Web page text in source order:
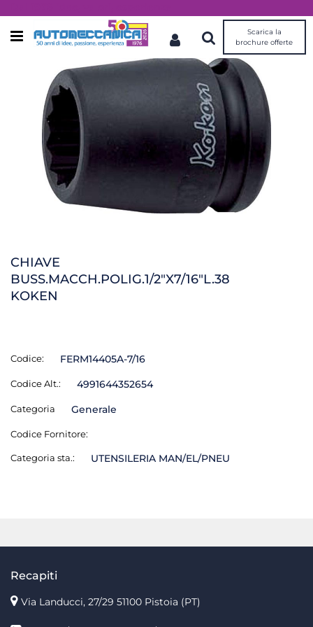
Open menu
Scarica la
brochure offerte
CHIAVE
BUSS.MACCH.POLIG.1/2"X7/16"L.38
KOKEN
Codice: FERM14405A-7/16
Codice Alt.: 4991644352654
Categoria Generale
Codice Fornitore:
Categoria sta.: UTENSILERIA MAN/EL/PNEU
Recapiti
Via Landucci, 27/29 51100 Pistoia (PT)